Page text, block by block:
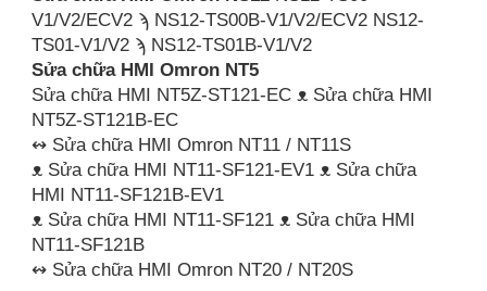
V1/V2/ECV2 ϡ NS12-TS00B-V1/V2/ECV2 NS12-
TS01-V1/V2 ϡ NS12-TS01B-V1/V2
Sửa chữa HMI Omron NT5
Sửa chữa HMI NT5Z-ST121-EC ᴥ Sửa chữa HMI
NT5Z-ST121B-EC
↭ Sửa chữa HMI Omron NT11 / NT11S
ᴥ Sửa chữa HMI NT11-SF121-EV1 ᴥ Sửa chữa
HMI NT11-SF121B-EV1
ᴥ Sửa chữa HMI NT11-SF121 ᴥ Sửa chữa HMI
NT11-SF121B
↭ Sửa chữa HMI Omron NT20 / NT20S